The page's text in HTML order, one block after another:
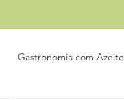
Gastronomia com Azeite